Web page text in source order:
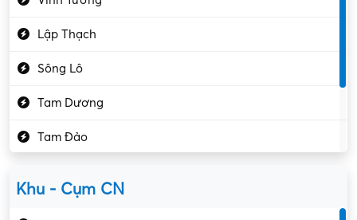
Kiểm soát chất lượng
Kỹ sư cơ khí
Lập Thạch
Sông Lô
Tam Dương
Tam Đảo
Khu - Cụm CN